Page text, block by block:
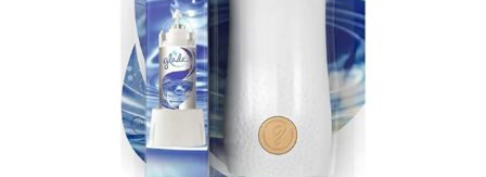
Detergent Pudra Automat
Detergent Lichid
Detergent Pudra Manual
Detergent Lichid Gel